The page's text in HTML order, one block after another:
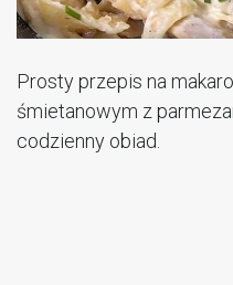
Prosty przepis na
śmietanowym z
codzienny obiad.